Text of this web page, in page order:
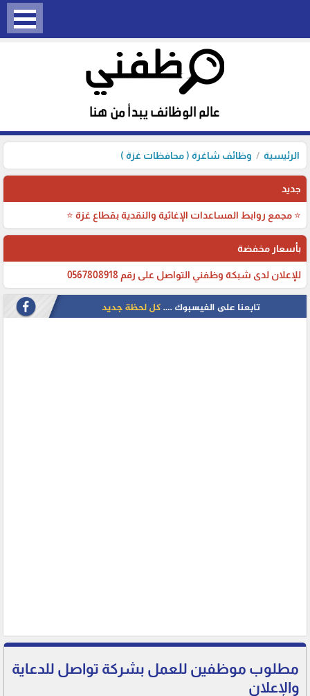
الرئيسية وظائف شاغرة ( محافظات غزة )
جديد
⭐ مجمع روابط المساعدات الإغاثية والنقدية بقطاع غزة ⭐
بأسعار مخفضة
للإعلان لدى شبكة وظفني التواصل على رقم 0567808918
مطلوب موظفين للعمل بشركة تواصل للدعاية
والإعلان